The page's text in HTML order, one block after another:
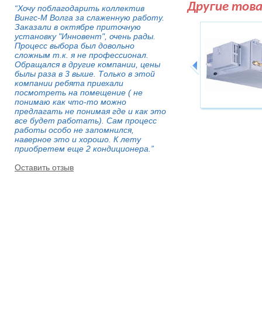
Другие
“Хочу поблагодарить коллектив
Вингс-М Волга за слаженную работу.
Заказали в октябре приточную
установку "Инновент", очень рады.
Процесс выбора был довольно
сложным т.к. я не профессионал.
Обращался в другие компании, цены
былы раза в 3 выше. Только в этой
компании ребята приехали
посмотреть на помещение ( не
понимаю как что-то можно
предлагать не понимая где и как это
все будет работать). Сам процесс
работы особо не запомнился,
наверное это и хорошо. К лету
приобретем еще 2 кондиционера.”
Оставить отзыв